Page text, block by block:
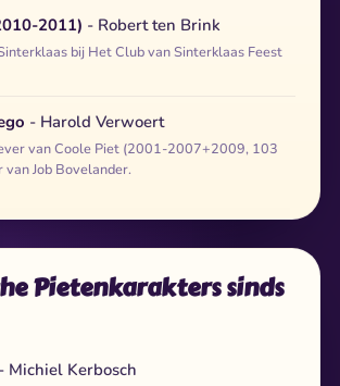
2011) - Robert ten Brink
bij Het Club van Sinterklaas Feest
- Harold Verwoert
van Coole Piet (2001-2007+2009, 103
Job Bovelander.
Pietenkarakters sinds
- Michiel Kerbosch